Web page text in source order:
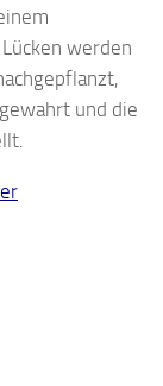
werden
und die